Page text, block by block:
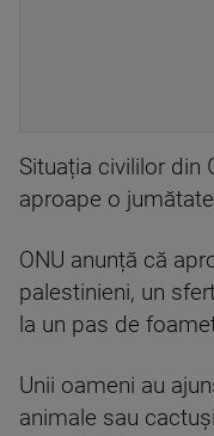
Situația civililor din
aproape o
ONU anunță că
palestinieni, un
la un pas de
Unii oameni au
animale sau